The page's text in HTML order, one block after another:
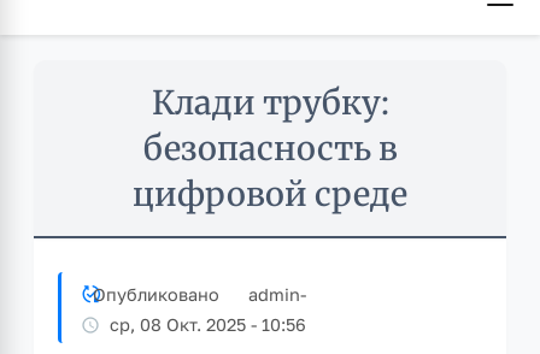
Клади трубку:
безопасность в
цифровой среде
Опубликовано admin-
ср, 08 Окт. 2025 - 10:56